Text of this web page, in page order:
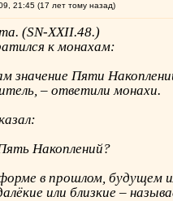
21:45 (17 лет тому назад)
(SN-XXII.48.)
к монахам:
значение Пяти
– ответили монахи.
Накоплений?
в прошлом, будущем
или близкие –